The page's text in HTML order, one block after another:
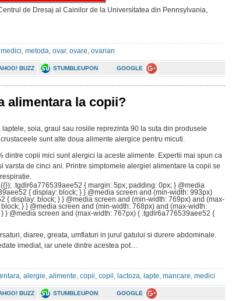
de Dresaj al Cainilor de la Universitatea din Pennsylvania,
medici, metoda, ovar, ovare, ovarian
BUZZ STUMBLEUPON GOOGLE
alimentara la copii?
soia, graul sau rosiile reprezinta 90 la suta din produsele
sunt alte doua alimente alergice pentru micuti.
dintre copii mici sunt alergici la aceste alimente. Expertii mai spun ca
varsta de cinci ani. Printre simptomele alergiei alimentare la copii se
.tgdlr6a776539aee52 { margin: 5px; padding: 0px; } @media
{ display: block; } } @media screen and (min-width: 993px)
{ display: block; } } @media screen and (min-width: 769px) and (max-
} } @media screen and (min-width: 768px) and (max-width:
} @media screen and (max-width: 767px) { .tgdlr6a776539aee52 {
diaree, greata, umflaturi in jurul gatului si durere abdominale.
imediat, iar unele dintre acestea pot…
, alergie, alimente, copii, copil , lactoza, lapte, mancare, medici
BUZZ STUMBLEUPON GOOGLE